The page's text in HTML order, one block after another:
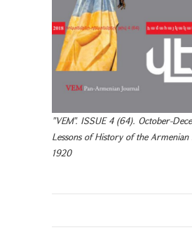
"VEM". ISSUE 4 (64). October-
Lessons of History of the Armenian
1920